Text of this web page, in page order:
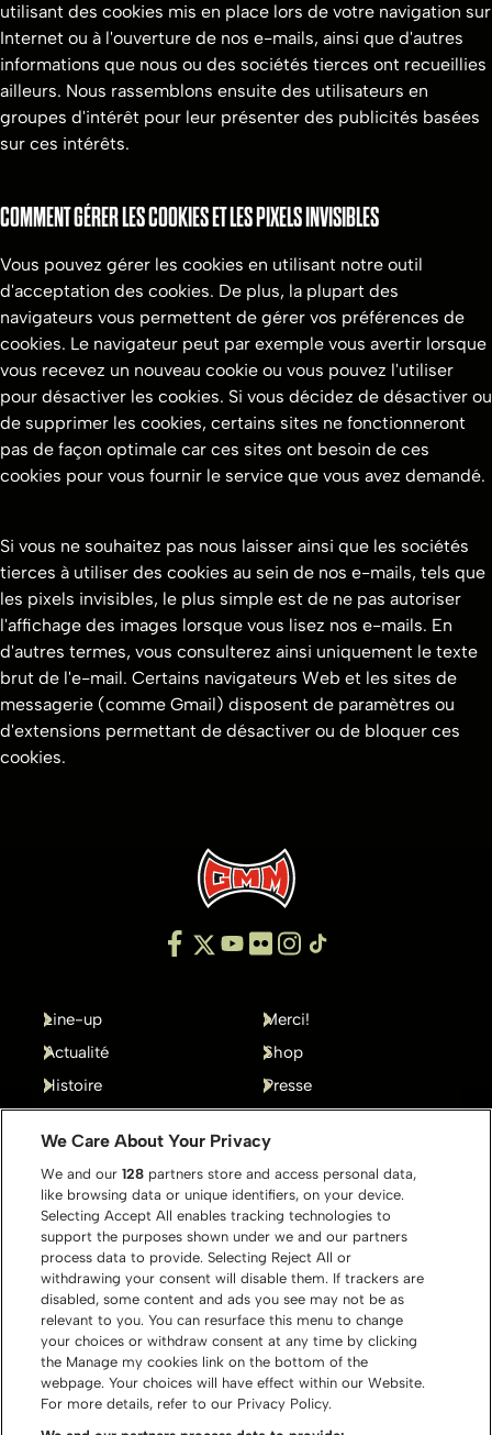
utilisant des cookies mis en place lors de votre navigation sur
Internet ou à l'ouverture de nos e-mails, ainsi que d'autres
informations que nous ou des sociétés tierces ont recueillies
ailleurs. Nous rassemblons ensuite des utilisateurs en
groupes d'intérêt pour leur présenter des publicités basées
sur ces intérêts.
COMMENT GÉRER LES COOKIES ET LES PIXELS INVISIBLES
Vous pouvez gérer les cookies en utilisant notre outil
d'acceptation des cookies. De plus, la plupart des
navigateurs vous permettent de gérer vos préférences de
cookies. Le navigateur peut par exemple vous avertir lorsque
vous recevez un nouveau cookie ou vous pouvez l'utiliser
pour désactiver les cookies. Si vous décidez de désactiver ou
de supprimer les cookies, certains sites ne fonctionneront
pas de façon optimale car ces sites ont besoin de ces
cookies pour vous fournir le service que vous avez demandé.
Si vous ne souhaitez pas nous laisser ainsi que les sociétés
tierces à utiliser des cookies au sein de nos e-mails, tels que
les pixels invisibles, le plus simple est de ne pas autoriser
l'affichage des images lorsque vous lisez nos e-mails. En
d'autres termes, vous consulterez ainsi uniquement le texte
brut de l'e-mail. Certains navigateurs Web et les sites de
messagerie (comme Gmail) disposent de paramètres ou
d'extensions permettant de désactiver ou de bloquer ces
cookies.
Line-up
Actualité
Histoire
Merci!
Shop
Presse
We Care About Your Privacy
We and our128 partners store and access personal data,
like browsing data or unique identifiers, on your device.
Selecting Accept All enables tracking technologies to
support the purposes shown under we and our partners
process data to provide. Selecting Reject All or
withdrawing your consent will disable them. If trackers are
disabled, some content and ads you see may not be as
relevant to you. You can resurface this menu to change
your choices or withdraw consent at any time by clicking
the Manage my cookies link on the bottom of the
webpage. Your choices will have effect within our Website.
For more details, refer to our Privacy Policy.